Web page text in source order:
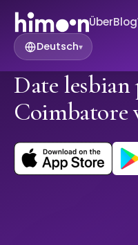
ÜberBlog
Deutsch▾
Date